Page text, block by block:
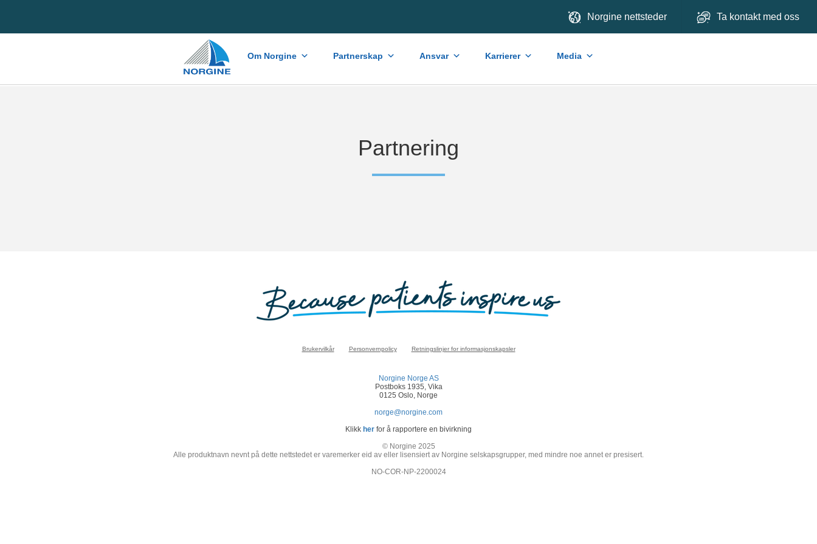
Norgine nettsteder Ta kontakt med oss
Home Om Norgine Partnerskap Ansvar Karrierer Media
Partnering
Brukervilkår Personvernpolicy Retningslinjer for informasjonskapsler
Norgine Norge AS
Postboks 1935, Vika
0125 Oslo, Norge
norge@norgine.com
Klikk her for å rapportere en bivirkning
© Norgine 2025
Alle produktnavn nevnt på dette nettstedet er varemerker eid av eller lisensiert av Norgine selskapsgrupper, med mindre noe annet er presisert.
NO-COR-NP-2200024